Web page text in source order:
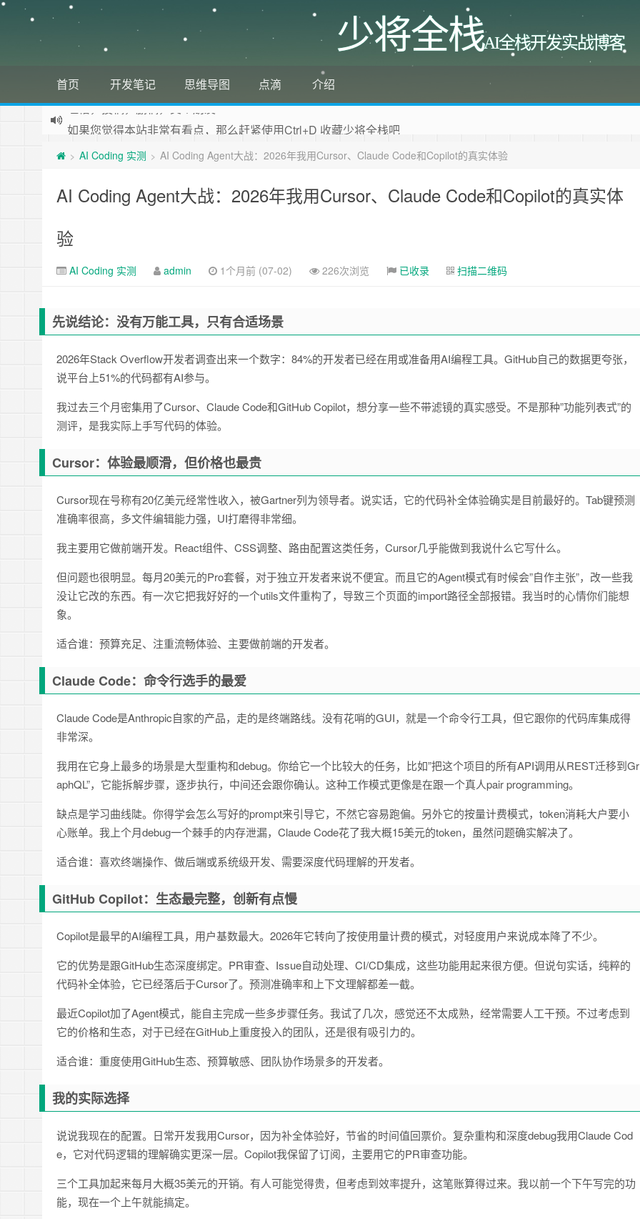
少将全栈AI全栈开发实战博客
首页 开发笔记 思维导图 点滴 介绍
如果您觉得本站非常有看点，那么赶紧使用Ctrl+D 收藏少将全栈吧
吐槽，投稿，删稿，交个朋友
> AI Coding 实测 > AI Coding Agent大战：2026年我用Cursor、Claude Code和Copilot的真实体验
AI Coding Agent大战：2026年我用Cursor、Claude Code和Copilot的真实体
验
AI Coding 实测 admin 1个月前 (07-02) 226次浏览 已收录 扫描二维码
先说结论：没有万能工具，只有合适场景
2026年Stack Overflow开发者调查出来一个数字：84%的开发者已经在用或准备用AI编程工具。GitHub自己的数据更夸张，
说平台上51%的代码都有AI参与。
我过去三个月密集用了Cursor、Claude Code和GitHub Copilot，想分享一些不带滤镜的真实感受。不是那种”功能列表式”的
测评，是我实际上手写代码的体验。
Cursor：体验最顺滑，但价格也最贵
Cursor现在号称有20亿美元经常性收入，被Gartner列为领导者。说实话，它的代码补全体验确实是目前最好的。Tab键预测
准确率很高，多文件编辑能力强，UI打磨得非常细。
我主要用它做前端开发。React组件、CSS调整、路由配置这类任务，Cursor几乎能做到我说什么它写什么。
但问题也很明显。每月20美元的Pro套餐，对于独立开发者来说不便宜。而且它的Agent模式有时候会”自作主张”，改一些我
没让它改的东西。有一次它把我好好的一个utils文件重构了，导致三个页面的import路径全部报错。我当时的心情你们能想
象。
适合谁：预算充足、注重流畅体验、主要做前端的开发者。
Claude Code：命令行选手的最爱
Claude Code是Anthropic自家的产品，走的是终端路线。没有花哨的GUI，就是一个命令行工具，但它跟你的代码库集成得
非常深。
我用在它身上最多的场景是大型重构和debug。你给它一个比较大的任务，比如”把这个项目的所有API调用从REST迁移到Gr
aphQL”，它能拆解步骤，逐步执行，中间还会跟你确认。这种工作模式更像是在跟一个真人pair programming。
缺点是学习曲线陡。你得学会怎么写好的prompt来引导它，不然它容易跑偏。另外它的按量计费模式，token消耗大户要小
心账单。我上个月debug一个棘手的内存泄漏，Claude Code花了我大概15美元的token，虽然问题确实解决了。
适合谁：喜欢终端操作、做后端或系统级开发、需要深度代码理解的开发者。
GitHub Copilot：生态最完整，创新有点慢
Copilot是最早的AI编程工具，用户基数最大。2026年它转向了按使用量计费的模式，对轻度用户来说成本降了不少。
它的优势是跟GitHub生态深度绑定。PR审查、Issue自动处理、CI/CD集成，这些功能用起来很方便。但说句实话，纯粹的
代码补全体验，它已经落后于Cursor了。预测准确率和上下文理解都差一截。
最近Copilot加了Agent模式，能自主完成一些多步骤任务。我试了几次，感觉还不太成熟，经常需要人工干预。不过考虑到
它的价格和生态，对于已经在GitHub上重度投入的团队，还是很有吸引力的。
适合谁：重度使用GitHub生态、预算敏感、团队协作场景多的开发者。
我的实际选择
说说我现在的配置。日常开发我用Cursor，因为补全体验好，节省的时间值回票价。复杂重构和深度debug我用Claude Cod
e，它对代码逻辑的理解确实更深一层。Copilot我保留了订阅，主要用它的PR审查功能。
三个工具加起来每月大概35美元的开销。有人可能觉得贵，但考虑到效率提升，这笔账算得过来。我以前一个下午写完的功
能，现在一个上午就能搞定。